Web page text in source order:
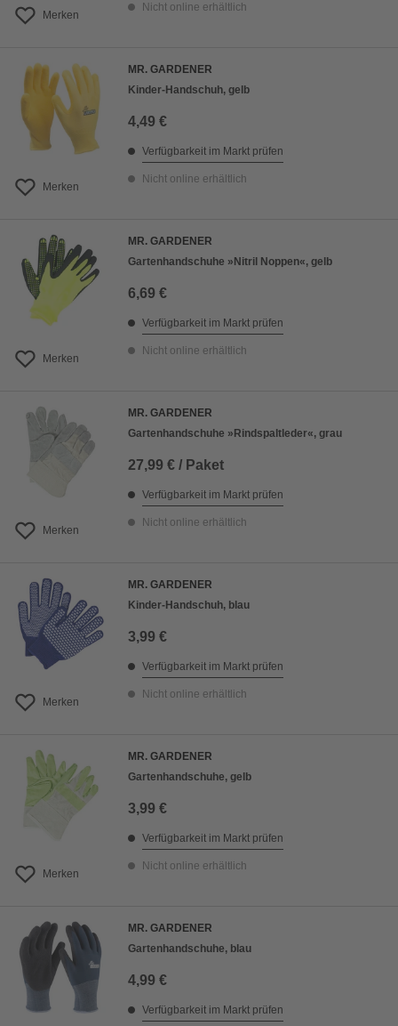
Merken
Nicht online erhältlich
Merken
MR. GARDENER
Kinder-Handschuh, gelb
4,49 €
Verfügbarkeit im Markt prüfen
Nicht online erhältlich
Merken
MR. GARDENER
Gartenhandschuhe »Nitril Noppen«, gelb
6,69 €
Verfügbarkeit im Markt prüfen
Nicht online erhältlich
Merken
MR. GARDENER
Gartenhandschuhe »Rindspaltleder«, grau
27,99 € / Paket
Verfügbarkeit im Markt prüfen
Nicht online erhältlich
Merken
MR. GARDENER
Kinder-Handschuh, blau
3,99 €
Verfügbarkeit im Markt prüfen
Nicht online erhältlich
Merken
MR. GARDENER
Gartenhandschuhe, gelb
3,99 €
Verfügbarkeit im Markt prüfen
Nicht online erhältlich
MR. GARDENER
Gartenhandschuhe, blau
4,99 €
Verfügbarkeit im Markt prüfen